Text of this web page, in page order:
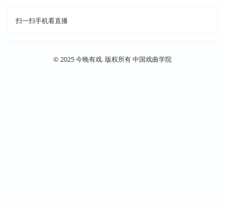
扫一扫手机看直播
© 2025 今晚有戏. 版权所有 中国戏曲学院